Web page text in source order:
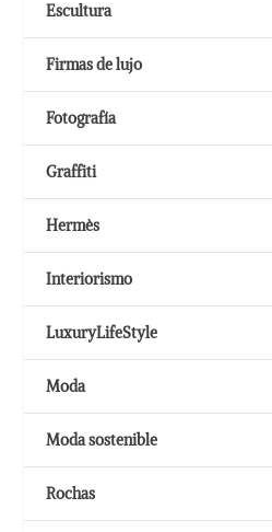
Escultura
Firmas de lujo
Fotografía
Graffiti
Hermès
Interiorismo
LuxuryLifeStyle
Moda
Moda sostenible
Rochas